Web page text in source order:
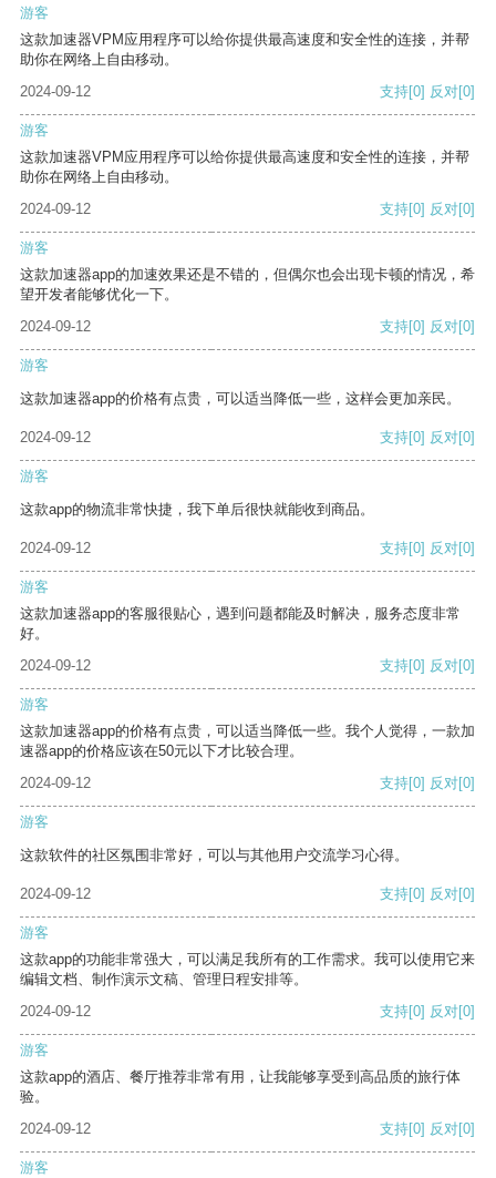
游客
这款加速器VPM应用程序可以给你提供最高速度和安全性的连接，并帮
助你在网络上自由移动。
2024-09-12
支持[0] 反对[0]
游客
这款加速器VPM应用程序可以给你提供最高速度和安全性的连接，并帮
助你在网络上自由移动。
2024-09-12
支持[0] 反对[0]
游客
这款加速器app的加速效果还是不错的，但偶尔也会出现卡顿的情况，希
望开发者能够优化一下。
2024-09-12
支持[0] 反对[0]
游客
这款加速器app的价格有点贵，可以适当降低一些，这样会更加亲民。
2024-09-12 支持[0] 反对[0]
游客
这款app的物流非常快捷，我下单后很快就能收到商品。
2024-09-12 支持[0] 反对[0]
游客
这款加速器app的客服很贴心，遇到问题都能及时解决，服务态度非常
好。
2024-09-12
支持[0] 反对[0]
游客
这款加速器app的价格有点贵，可以适当降低一些。我个人觉得，一款加
速器app的价格应该在50元以下才比较合理。
2024-09-12
支持[0] 反对[0]
游客
这款软件的社区氛围非常好，可以与其他用户交流学习心得。
2024-09-12 支持[0] 反对[0]
游客
这款app的功能非常强大，可以满足我所有的工作需求。我可以使用它来
编辑文档、制作演示文稿、管理日程安排等。
2024-09-12
支持[0] 反对[0]
游客
这款app的酒店、餐厅推荐非常有用，让我能够享受到高品质的旅行体
验。
2024-09-12
支持[0] 反对[0]
游客